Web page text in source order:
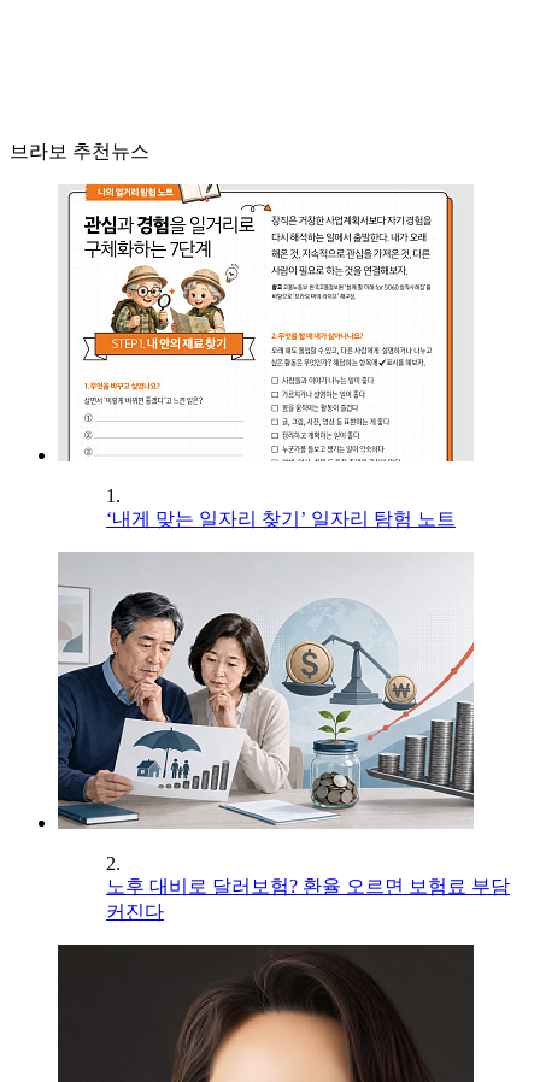
브라보 추천뉴스
1.
‘내게 맞는 일자리 찾기’ 일자리 탐험 노트
2.
노후 대비로 달러보험? 환율 오르면 보험료 부담
커진다